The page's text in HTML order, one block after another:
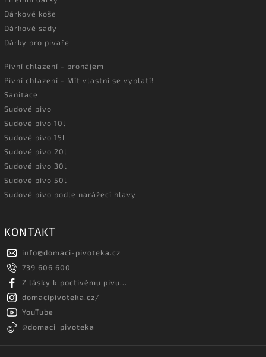
Dárkové koše
Dárkové sady
Dárky pro pivaře
Pivní chlazení - pronájem
Pivní chlazení - Mít vlastní se vyplatí!
Sanitace
Sudové pivo
Sudové pivo 10l
Sudové pivo 15l
Sudové pivo 20l
Sudové pivo 30l
Sudové pivo 50l
Sudové pivo podle narážecí hlavy
KONTAKT
info@domaci-pivoteka.cz
739 606 600
Z lásky k poctivému pivu...
domacipivoteka.cz/
YouTube
@domaci_pivoteka